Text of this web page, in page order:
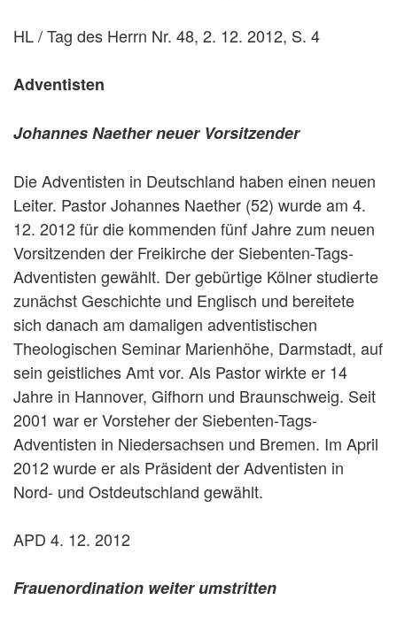
HL / Tag des Herrn Nr. 48, 2. 12. 2012, S. 4
Adventisten
Johannes Naether neuer Vorsitzender
Die Adventisten in Deutschland haben einen neuen
Leiter. Pastor Johannes Naether (52) wurde am 4.
12. 2012 für die kommenden fünf Jahre zum neuen
Vorsitzenden der Freikirche der Siebenten-Tags-
Adventisten gewählt. Der gebürtige Kölner studierte
zunächst Geschichte und Englisch und bereitete
sich danach am damaligen adventistischen
Theologischen Seminar Marienhöhe, Darmstadt, auf
sein geistliches Amt vor. Als Pastor wirkte er 14
Jahre in Hannover, Gifhorn und Braunschweig. Seit
2001 war er Vorsteher der Siebenten-Tags-
Adventisten in Niedersachsen und Bremen. Im April
2012 wurde er als Präsident der Adventisten in
Nord- und Ostdeutschland gewählt.
APD 4. 12. 2012
Frauenordination weiter umstritten